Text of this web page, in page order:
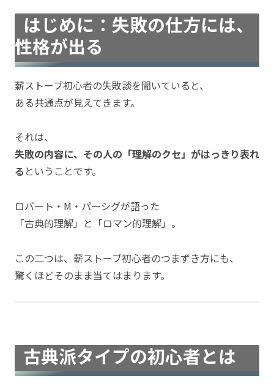
はじめに：失敗の仕方には、
性格が出る
薪ストーブ初心者の失敗談を聞いていると、
ある共通点が見えてきます。
それは、
失敗の内容に、その人の「理解のクセ」がはっきり表れ
る ということです。
ロバート・M・パーシグが語った
「古典的理解」と「ロマン的理解」。
この二つは、薪ストーブ初心者のつまずき方にも、
驚くほどそのまま当てはまります。
古典派タイプの初心者とは